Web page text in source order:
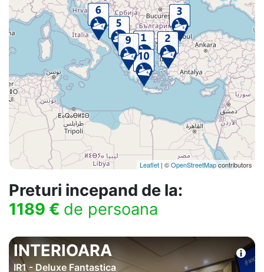
Leaflet | ©OpenStreetMapcontributors
Preturi incepand de la:
1189 € de persoana
INTERIOARA
IR1 - Deluxe Fantastica